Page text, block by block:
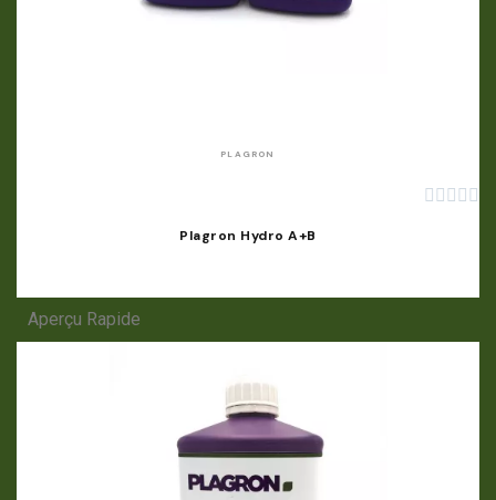
PLAGRON
    
Plagron Hydro A+B
Aperçu Rapide